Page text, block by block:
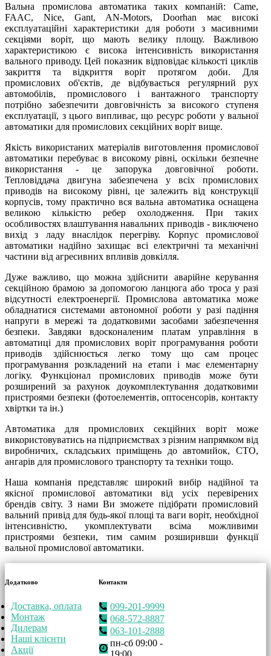
Вальна промислова автоматика таких компаній: Came,
FAAC, Nice, Gant, AN-Motors, Doorhan має високі
експлуатаційні характеристики для роботи з масивними
секціями воріт, що мають велику площу. Важливою
характеристикою є висока інтенсивність використання
вального приводу. Цей показник відповідає кількості циклів
закриття та відкриття воріт протягом доби. Для
промислових об'єктів, де відбувається регулярний рух
автомобілів, промислового і вантажного транспорту
потрібно забезпечити довговічність за високого ступеня
експлуатації, з цього випливає, що ресурс роботи у вальної
автоматики для промислових секційних воріт вище.
Якість використаних матеріалів виготовлення промислової
автоматики перебуває в високому рівні, оскільки безпечне
використання - це запорука довговічної роботи.
Тепловіддача двигуна забезпечена у всіх промислових
приводів на високому рівні, це залежить від конструкції
корпусів, тому практично вся вальна автоматика оснащена
великою кількістю ребер охолодження. При таких
особливостях влаштування навальних приводів - виключено
вихід з ладу внаслідок перегріву. Корпус промислової
автоматики надійно захищає всі електричні та механічні
частини від агресивних впливів довкілля.
Дуже важливо, що можна здійснити аварійне керування
секційною брамою за допомогою ланцюга або троса у разі
відсутності електроенергії. Промислова автоматика може
обладнатися системами автономної роботи у разі падіння
напруги в мережі та додатковими засобами забезпечення
безпеки. Завдяки вдосконаленим платам управління в
автоматиці для промислових воріт програмування роботи
приводів здійснюється легко тому що сам процес
програмування розкладений на етапи і має елементарну
логіку. Функціонал промислових приводів може бути
розширений за рахунок доукомплектування додатковими
пристроями безпеки (фотоелементів, оптосенсорів, контакту
хвіртки та ін.)
Автоматика для промислових секційних воріт може
використовуватись на підприємствах з різним напрямком від
виробничих, складських приміщень до автомийок, СТО,
ангарів для промислового транспорту та техніки тощо.
Наша компанія представляє широкий вибір надійної та
якісної промислової автоматики від усіх перевірених
брендів світу. З нами Ви зможете підібрати промисловий
вальний привід для будь-якої площі та ваги воріт, необхідної
інтенсивністю, укомплектувати всіма можливими
пристроями безпеки, тим самим розширивши функції
вальної промислової автоматики.
Додатково
Доставка, оплата
Монтаж
Дилерам
Наші клієнти
Акції
Контакти
099-201-9999
068-572-8887
063-101-2888
пн-сб 09:00 -
19:00